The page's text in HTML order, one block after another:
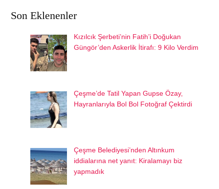
Son Eklenenler
Kızılcık Şerbeti’nin Fatih’i Doğukan
Güngör’den Askerlik İtirafı: 9 Kilo Verdim
Çeşme’de Tatil Yapan Gupse Özay,
Hayranlarıyla Bol Bol Fotoğraf Çektirdi
Çeşme Belediyesi’nden Altınkum
iddialarına net yanıt: Kiralamayı biz
yapmadık